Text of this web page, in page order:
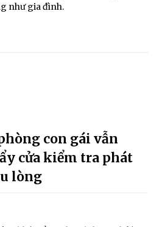
như gia đình.
con gái vẫn
cửa kiểm tra phát
lòng